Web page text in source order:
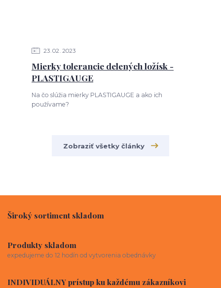
23 02 2023
Mierky tolerancie delených ložísk -
PLASTIGAUGE
Na čo slúžia mierky PLASTIGAUGE a ako ich
používame?
Zobraziť všetky články
Široký sortiment skladom
Produkty skladom
expedujeme do 12 hodín od vytvorenia obednávky
INDIVIDUÁLNY prístup ku každému zákazníkovi